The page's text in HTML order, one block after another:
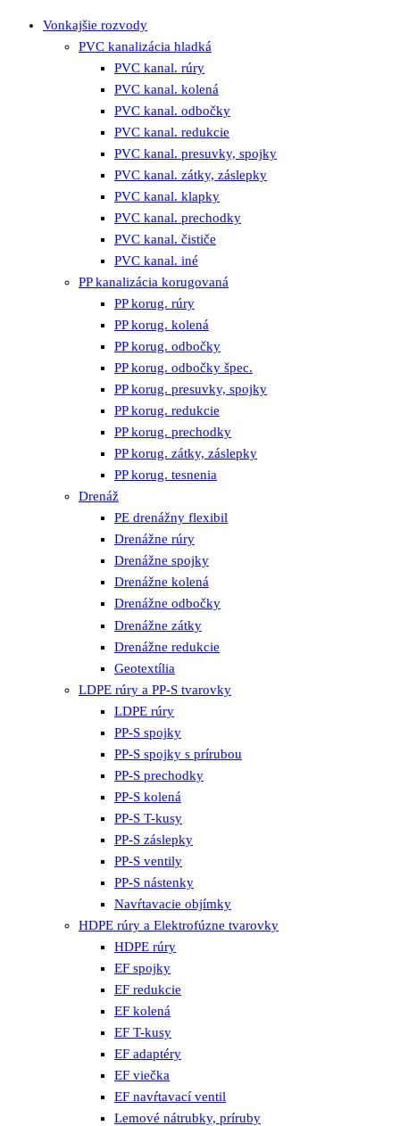
Vonkajšie rozvody
PVC kanalizácia hladká
PVC kanal. rúry
PVC kanal. kolená
PVC kanal. odbočky
PVC kanal. redukcie
PVC kanal. presuvky, spojky
PVC kanal. zátky, záslepky
PVC kanal. klapky
PVC kanal. prechodky
PVC kanal. čističe
PVC kanal. iné
PP kanalizácia korugovaná
PP korug. rúry
PP korug. kolená
PP korug. odbočky
PP korug. odbočky špec.
PP korug. presuvky, spojky
PP korug. redukcie
PP korug. prechodky
PP korug. zátky, záslepky
PP korug. tesnenia
Drenáž
PE drenážny flexibil
Drenážne rúry
Drenážne spojky
Drenážne kolená
Drenážne odbočky
Drenážne zátky
Drenážne redukcie
Geotextília
LDPE rúry a PP-S tvarovky
LDPE rúry
PP-S spojky
PP-S spojky s prírubou
PP-S prechodky
PP-S kolená
PP-S T-kusy
PP-S záslepky
PP-S ventily
PP-S nástenky
Navŕtavacie objímky
HDPE rúry a Elektrofúzne tvarovky
HDPE rúry
EF spojky
EF redukcie
EF kolená
EF T-kusy
EF adaptéry
EF viečka
EF navŕtavací ventil
Lemové nátrubky, príruby